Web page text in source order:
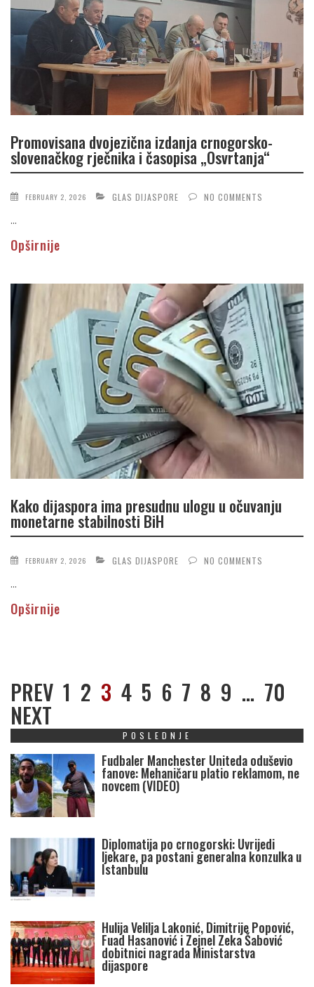
Promovisana dvojezična izdanja crnogorsko-
slovenačkog rječnika i časopisa „Osvrtanja“
FEBRUARY 2, 2026 GLAS DIJASPORE NO COMMENTS
...
Opširnije
Kako dijaspora ima presudnu ulogu u očuvanju
monetarne stabilnosti BiH
FEBRUARY 2, 2026 GLAS DIJASPORE NO COMMENTS
...
Opširnije
PREV 1 2 3 4 5 6 7 8 9 … 70
NEXT
POSLEDNJE
Fudbaler Manchester Uniteda oduševio
fanove: Mehaničaru platio reklamom, ne
novcem (VIDEO)
Diplomatija po crnogorski: Uvrijedi
ljekare, pa postani generalna konzulka u
Istanbulu
Hulija Velilja Lakonić, Dimitrije Popović,
Fuad Hasanović i Zejnel Zeka Šabović
dobitnici nagrada Ministarstva
dijaspore